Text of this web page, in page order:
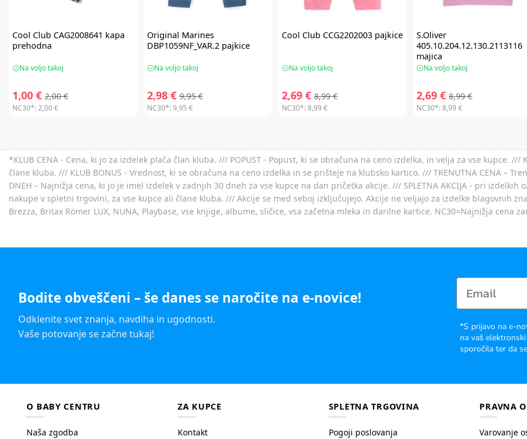
Cool Club CAG2008641 kapa
prehodna
Na voljo takoj
1,00 € 2,00 €
NC30*:2,00 €
Original Marines
DBP1059NF_VAR.2 pajkice
Na voljo takoj
2,98 € 9,95 €
NC30*:9,95 €
Cool Club CCG2202003 pajkice
Na voljo takoj
2,69 € 8,99 €
NC30*:8,99 €
S.Oliver
405.10.204.12.130.2113116
majica
Na voljo takoj
2,69 € 8,99 €
NC30*:8,99 €
*KLUB CENA - Cena, ki jo za izdelek plača član kluba. /// POPUST - Popust, ki se obračuna na ceno izdelka, in velja za vse kupce. ///
člane kluba. /// KLUB BONUS - Vrednost, ki se obračuna na ceno izdelka in se prišteje na klubsko kartico. /// TRENUTNA CENA –
DNEH – Najnižja cena, ki jo je imel izdelek v zadnjih 30 dneh za vse kupce na dan pričetka akcije. /// SPLETNA AKCIJA - pri
nakupe v spletni trgovini, za vse kupce ali člane kluba. /// Akcije se med seboj izključujejo. Akcije ne veljajo za izdelke blagovnih
Brezza, Britax Römer LUX, NUNA, Playbase, vse knjige, albume, sličice, vsa začetna mleka in darilne kartice. NC30=Najnižja cena
Bodite obveščeni – še danes se naročite na e-novice!
Odklenite svet znanja, navdiha in ugodnosti.
Vaše potovanje se začne tukaj!
*S prijavo na e-
na vaš
sporočila ter da
O BABY CENTRU
Naša zgodba
ZA KUPCE
Kontakt
SPLETNA TRGOVINA
Pogoji poslovanja
PRAVNA
Varovanje